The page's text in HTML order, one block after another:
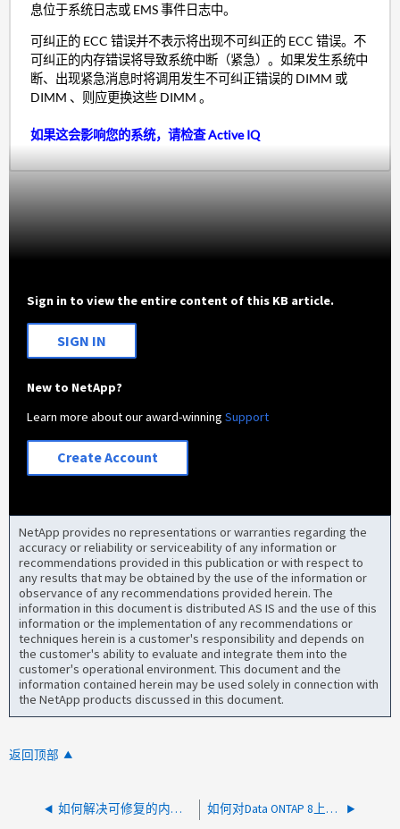
息位于系统日志或 EMS 事件日志中。
可纠正的 ECC 错误并不表示将出现不可纠正的 ECC 错误。不
可纠正的内存错误将导致系统中断（紧急）。如果发生系统中
断、出现紧急消息时将调用发生不可纠正错误的 DIMM 或
DIMM 、则应更换这些 DIMM 。
如果这会影响您的系统，请检查 Active IQ
Sign in to view the entire content of this KB article.
SIGN IN
New to NetApp?
Learn more about our award-winningSupport
Create Account
NetApp provides no representations or warranties regarding the
accuracy or reliability or serviceability of any information or
recommendations provided in this publication or with respect to
any results that may be obtained by the use of the information or
observance of any recommendations provided herein. The
information in this document is distributed AS IS and the use of this
information or the implementation of any recommendations or
techniques herein is a customer's responsibility and depends on
the customer's ability to evaluate and integrate them into the
customer's operational environment. This document and the
information contained herein may be used solely in connection with
the NetApp products discussed in this document.
返回顶部
如何解决可修复的内存错误 如何对Data ONTAP 8上的可更正内存错误进行故障排除